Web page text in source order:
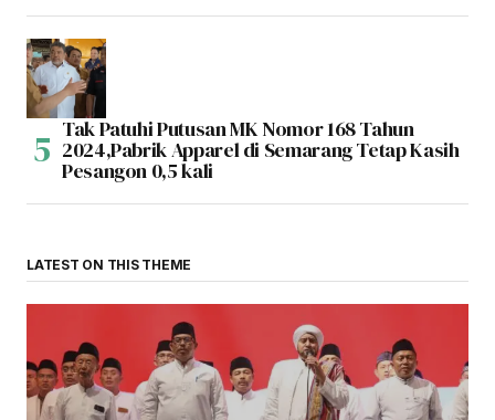
Tak Patuhi Putusan MK Nomor 168 Tahun
2024,Pabrik Apparel di Semarang Tetap Kasih
Pesangon 0,5 kali
LATEST ON THIS THEME